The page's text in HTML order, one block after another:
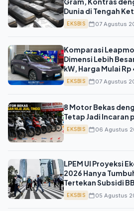
Dunia di Tengah
EKSBIS 07 Agustus
Komparasi
Dimensi Lebih
kW, Harga Mulai Rp
EKSBIS 07 Agustus
8 Motor Bekas
Tetap Jadi Incaran
EKSBIS 06 Agustus
LPEM UI Proyeksi
2026 Hanya
Tertekan Subsidi
EKSBIS 05 Agustus